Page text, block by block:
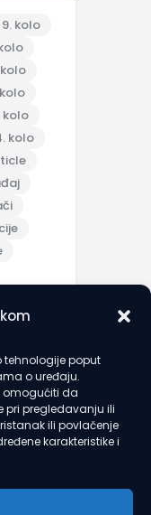
tehnologije poput
o uređaju.
omogućiti da
pri pregledavanju ili
ili povlačenje
karakteristike i
9. kolo
kolo
kolo
kolo
u9